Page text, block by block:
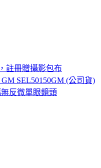
註冊贈攝影包布
SEL50150GM (公司貨)
反微單眼鏡頭